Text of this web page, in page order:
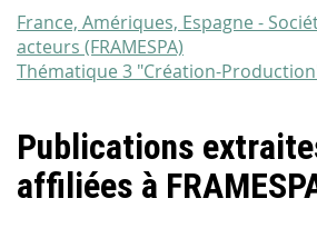
France, Amériques, Espagne -
acteurs (FRAMESPA)
Thématique 3 "Création-
Publications
affiliées à